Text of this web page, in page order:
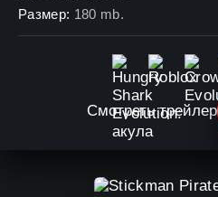
Размер: 180 mb.
Смотреть трейлер